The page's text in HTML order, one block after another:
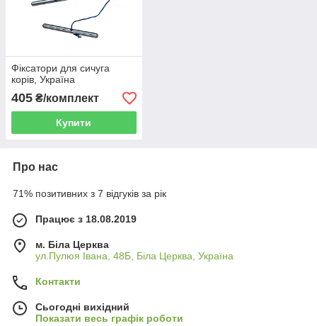
Фіксатори для сичуга
корів, Україна
405 ₴/комплект
Купити
Про нас
71% позитивних з 7 відгуків за рік
Працює з 18.08.2019
м. Біла Церква
ул.Пулюя Івана, 48Б, Біла Церква, Україна
Контакти
Сьогодні вихідний
Показати весь графік роботи